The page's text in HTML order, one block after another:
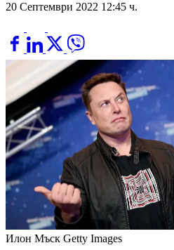
20 Септември 2022 12:45 ч.
Илон Мъск Getty Images